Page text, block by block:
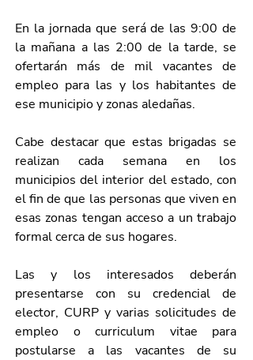
En la jornada que será de las 9:00 de
la mañana a las 2:00 de la tarde, se
ofertarán más de mil vacantes de
empleo para las y los habitantes de
ese municipio y zonas aledañas.
Cabe destacar que estas brigadas se
realizan cada semana en los
municipios del interior del estado, con
el fin de que las personas que viven en
esas zonas tengan acceso a un trabajo
formal cerca de sus hogares.
Las y los interesados deberán
presentarse con su credencial de
elector, CURP y varias solicitudes de
empleo o curriculum vitae para
postularse a las vacantes de su